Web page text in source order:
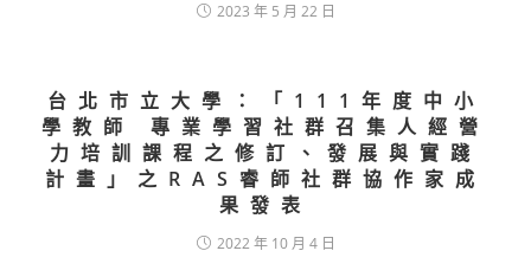
2023 年 5 月 22 日
台北市立大學：「111年度中小
學教師 專業學習社群召集人經營
力培訓課程之修訂、發展與實踐
計畫」之RAS睿師社群協作家成
果發表
2022 年 10 月 4 日